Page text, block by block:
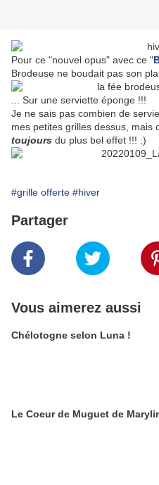
Pour ce "nouvel opus" avec ce "
Brodeuse ne boudait pas son
... Sur une serviette éponge !!!
Je ne sais pas combien de
mes petites grilles dessus, mais
toujours du plus bel effet !!! :)
#grille offerte #hiver
Partager
Vous aimerez aussi
Chélotogne selon Luna !
Le Coeur de Muguet de